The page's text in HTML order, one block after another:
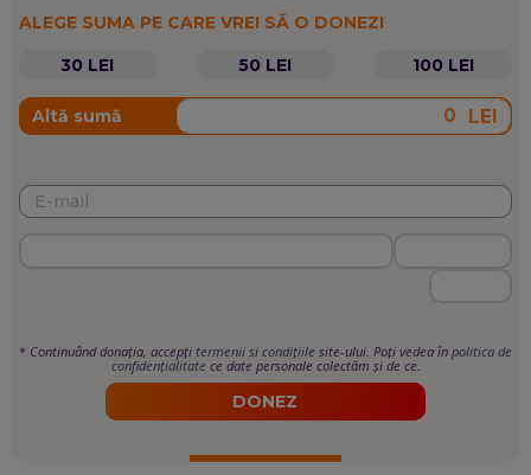
ALEGE SUMA PE CARE VREI SĂ O DONEZI
30 LEI
50 LEI 100 LEI
Altă sumă LEI
* Continuând donația, accepți termenii si condițiile site-ului. Poți vedea în politica de
confidențialitate ce date personale colectăm și de ce.
DONEZ